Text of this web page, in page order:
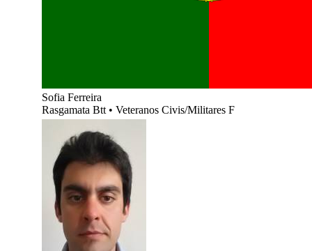
Sofia Ferreira
Rasgamata Btt • Veteranos Civis/Militares F